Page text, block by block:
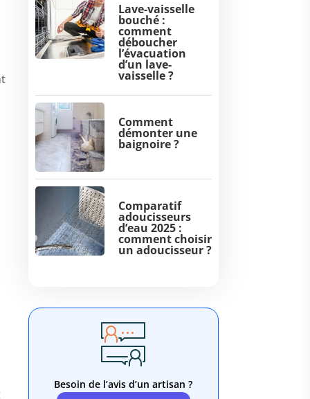
Lave-vaisselle
bouché :
comment
déboucher
l’évacuation
d’un lave-
vaisselle ?
Comment
démonter une
baignoire ?
Comparatif
adoucisseurs
d’eau 2025 :
comment choisir
un adoucisseur ?
Besoin de l’avis d’un artisan ?